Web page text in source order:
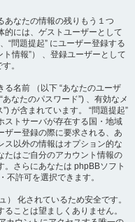
あなたの情報の残りもう１つ
的には、ゲストユーザーとして
“問題提起” にユーザー登録する
情報”） 、登録ユーザーとして
。
名前 （以下 “あなたのユーザ
なたのパスワード”) 、有効なメ
が含まれています。 “問題提起”
ストサーバが存在する国・地域
ザー登録の際に要求される、あ
ス以外の情報はオプション的な
たはご自分のアカウント情報の
。さらにあなたは phpBBソフト
不許可を選択できます。
化されているため安全です。
ことは望ましくありません。